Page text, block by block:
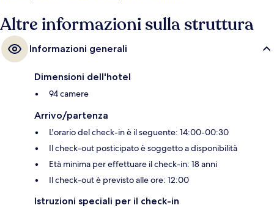
Altre informazioni sulla struttura
Informazioni generali
Dimensioni dell'hotel
94 camere
Arrivo/partenza
L'orario del check-in è il seguente: 14:00-00:30
Il check-out posticipato è soggetto a disponibilità
Età minima per effettuare il check-in: 18 anni
Il check-out è previsto alle ore: 12:00
Istruzioni speciali per il check-in